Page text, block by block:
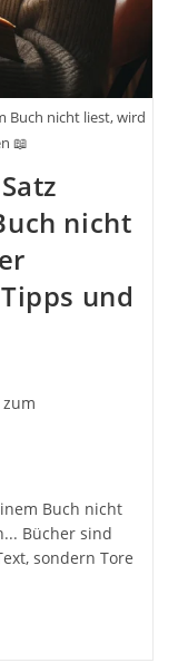
Buch nicht liest, wird
📖
nicht
und
Buch nicht
Bücher sind
sondern Tore